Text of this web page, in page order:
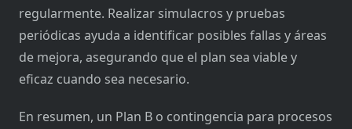
regularmente. Realizar simulacros y pruebas
periódicas ayuda a identificar posibles fallas y áreas
de mejora, asegurando que el plan sea viable y
eficaz cuando sea necesario.
En resumen, un Plan B o contingencia para procesos